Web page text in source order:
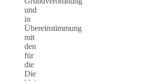
und
in
Übereinstimmung
mit
den
für
die
Die